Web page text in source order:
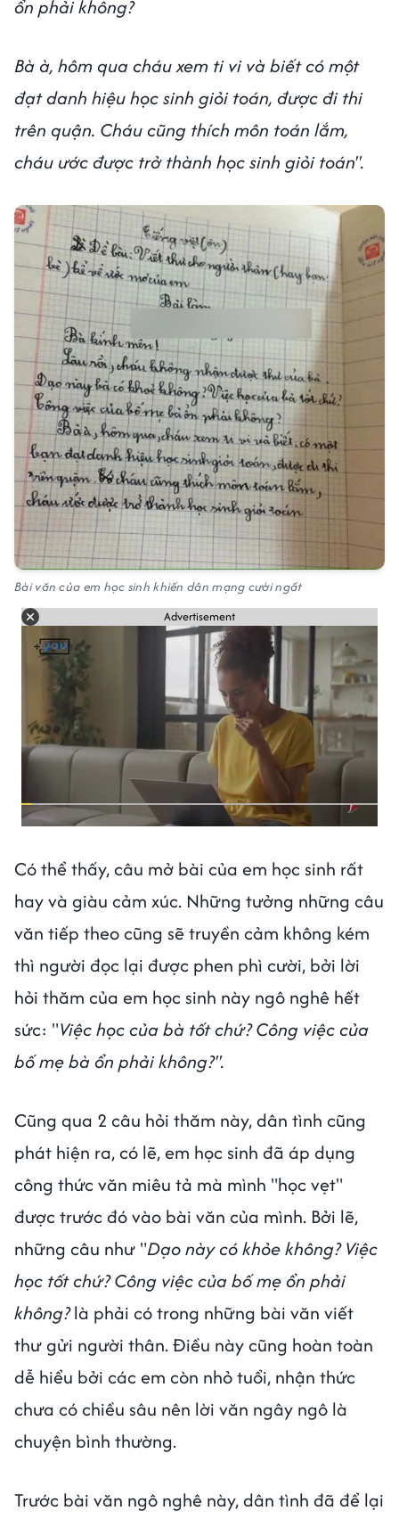
ổn phải không?
Bà à, hôm qua cháu xem ti vi và biết có một
đạt danh hiệu học sinh giỏi toán, được đi thi
trên quận. Cháu cũng thích môn toán lắm,
cháu ước được trở thành học sinh giỏi toán".
Bài văn của em học sinh khiến dân mạng cười ngất
Advertisement
Có thể thấy, câu mở bài của em học sinh rất
hay và giàu cảm xúc. Những tưởng những câu
văn tiếp theo cũng sẽ truyền cảm không kém
thì người đọc lại được phen phì cười, bởi lời
hỏi thăm của em học sinh này ngô nghê hết
sức: "Việc học của bà tốt chứ? Công việc của
bố mẹ bà ổn phải không?".
Cũng qua 2 câu hỏi thăm này, dân tình cũng
phát hiện ra, có lẽ, em học sinh đã áp dụng
công thức văn miêu tả mà mình "học vẹt"
được trước đó vào bài văn của mình. Bởi lẽ,
những câu như "Dạo này có khỏe không? Việc
học tốt chứ? Công việc của bố mẹ ổn phải
không?là phải có trong những bài văn viết
thư gửi người thân. Điều này cũng hoàn toàn
dễ hiểu bởi các em còn nhỏ tuổi, nhận thức
chưa có chiều sâu nên lời văn ngây ngô là
chuyện bình thường.
Trước bài văn ngô nghê này, dân tình đã để lại